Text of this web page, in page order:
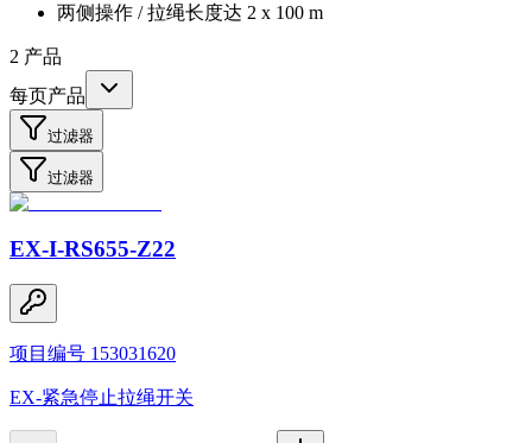
两侧操作 / 拉绳长度达 2 x 100 m
2 产品
每页产品
过滤器
过滤器
EX-I-RS655-Z22
项目编号 153031620
EX-紧急停止拉绳开关